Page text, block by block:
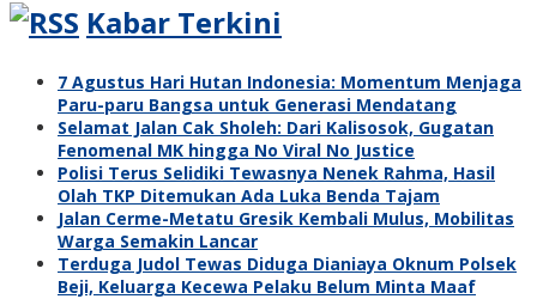
Kabar Terkini
7 Agustus Hari Hutan Indonesia: Momentum Menjaga
Paru-paru Bangsa untuk Generasi Mendatang
Selamat Jalan Cak Sholeh: Dari Kalisosok, Gugatan
Fenomenal MK hingga No Viral No Justice
Polisi Terus Selidiki Tewasnya Nenek Rahma, Hasil
Olah TKP Ditemukan Ada Luka Benda Tajam
Jalan Cerme-Metatu Gresik Kembali Mulus, Mobilitas
Warga Semakin Lancar
Terduga Judol Tewas Diduga Dianiaya Oknum Polsek
Beji, Keluarga Kecewa Pelaku Belum Minta Maaf